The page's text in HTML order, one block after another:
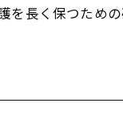
を長く保つため